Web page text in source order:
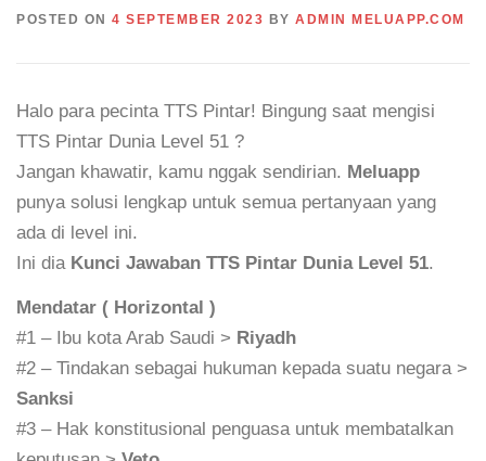
POSTED ON 4 SEPTEMBER 2023 BY ADMIN MELUAPP.COM
Halo para pecinta TTS Pintar! Bingung saat mengisi
TTS Pintar Dunia Level 51 ?
Jangan khawatir, kamu nggak sendirian. Meluapp
punya solusi lengkap untuk semua pertanyaan yang
ada di level ini.
Ini dia Kunci Jawaban TTS Pintar Dunia Level 51.
Mendatar ( Horizontal )
#1 – Ibu kota Arab Saudi > Riyadh
#2 – Tindakan sebagai hukuman kepada suatu negara >
Sanksi
#3 – Hak konstitusional penguasa untuk membatalkan